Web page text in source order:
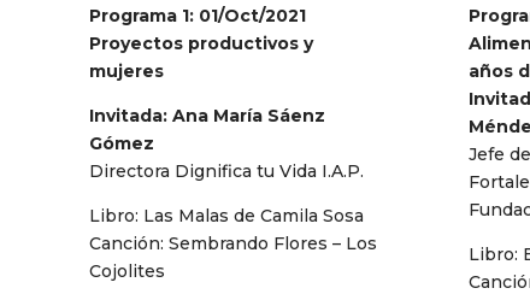
Programa 1: 01/Oct/2021
Proyectos productivos y
mujeres
Invitada: Ana María Sáenz
Gómez
Directora Dignifica tu Vida I.A.P.
Libro: Las Malas de Camila Sosa
Canción: Sembrando Flores – Los
Cojolites
años
Jefe
Libro: